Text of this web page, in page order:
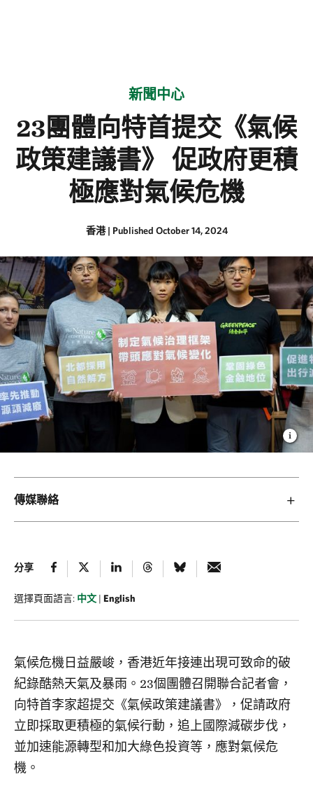
新聞中心
23團體向特首提交《氣候
政策建議書》 促政府更積
極應對氣候危機
香港| Published October 14, 2024
傳媒聯絡
分享
選擇頁面語言: 中文 | English
氣候危機日益嚴峻，香港近年接連出現可致命的破
紀錄酷熱天氣及暴雨。23個團體召開聯合記者會，
向特首李家超提交《氣候政策建議書》，促請政府
立即採取更積極的氣候行動，追上國際減碳步伐，
並加速能源轉型和加大綠色投資等，應對氣候危
機。